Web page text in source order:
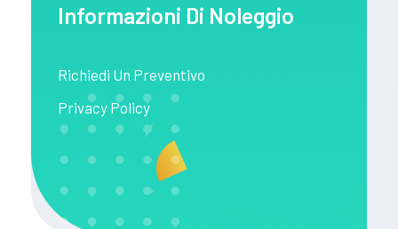
Informazioni Di Noleggio
Richiedi Un Preventivo
Privacy Policy